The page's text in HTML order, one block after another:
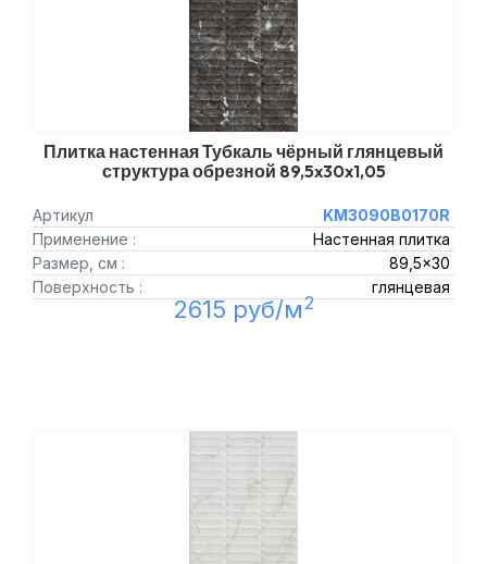
Плитка настенная Тубкаль чёрный глянцевый
структура обрезной 89,5x30x1,05
Артикул
KM3090B0170R
Применение :
Настенная плитка
Размер, см :
89,5x30
Поверхность :
глянцевая
2615 руб/м2